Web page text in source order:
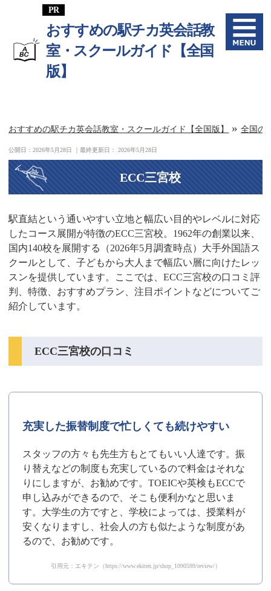
おすすめの駅チカ英会話教
室・スクールガイド【全国
版】
おすすめの駅チカ英会話教室・スクールガイド【全国版】 »全国の
公開日：2026年5月28日 ｜最終更新日：2026年5月28日
ECC三宮校
駅直結という通いやすい立地と幅広い目的やレベルに対応
したコース展開が特徴のECC三宮校。1962年の創業以来、
国内140校を展開する（2026年5月調査時点）大手外国語ス
クールとして、子どもから大人まで幅広い層に向けたレッ
スンを提供しています。ここでは、ECC三宮校の口コミ評
判、特徴、おすすめプラン、注目ポイントなどについてご
紹介しています。
ECC三宮校の口コミ
充実した振替制度で忙しくても続けやすい
スタッフの方々も先生方もとてもいい人達です。振
り替えなどの制度も充実しているので料金はそれな
りにしますが、お勧めです。TOEICや英検もECCで
申し込みができるので、そこも便利かなと思いま
す。大学生の方ですと、学校によっては、授業料が
安くなりますし、社会人の方も似たような制度があ
るので、お勧めです。
引用元：エキテン（https://www.ekiten.jp/shop_1090599/review/）